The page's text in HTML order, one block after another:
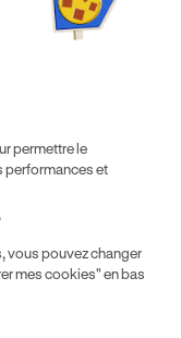
que vous
Générales de
permettre le
performances et
vous pouvez changer
mes cookies" en bas